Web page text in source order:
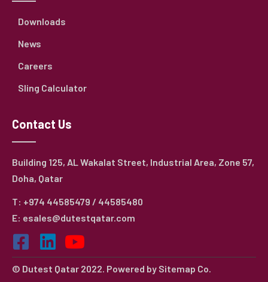
Downloads
News
Careers
Sling Calculator
Contact Us
Building 125, AL Wakalat Street, Industrial Area, Zone 57,
Doha, Qatar
T: +974 44585479 / 44585480
E: esales@dutestqatar.com
© Dutest Qatar 2022. Powered by Sitemap Co.